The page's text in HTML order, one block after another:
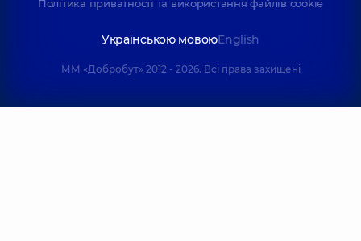
Політика приватності та використання файлів cookie
Українською мовоюEnglish
ММ «Добробут» 2012 - 2026. Всі права захищені